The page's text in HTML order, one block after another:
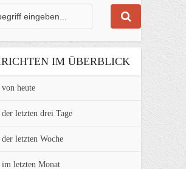
IM ÜBERBLICK
heute
letzten drei Tage
letzten Woche
im letzten Monat